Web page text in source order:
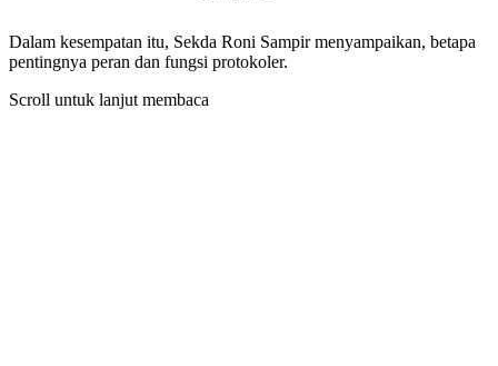
Dalam kesempatan itu, Sekda Roni Sampir menyampaikan, betapa
pentingnya peran dan fungsi protokoler.
Scroll untuk lanjut membaca